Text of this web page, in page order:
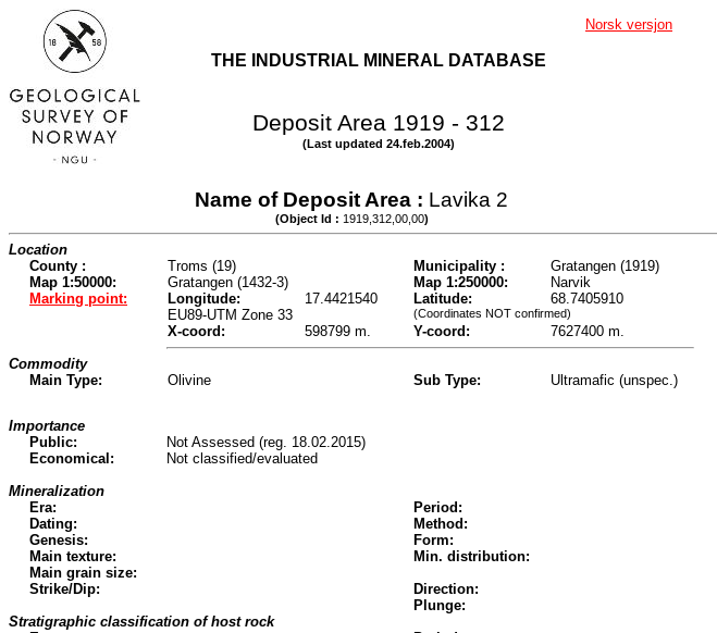
Norsk versjon
THE INDUSTRIAL MINERAL DATABASE
Deposit Area 1919 - 312
(Last updated 24.feb.2004)
Name of Deposit Area : Lavika 2
(Object Id : 1919,312,00,00)
Location
County :
Troms (19) Municipality :
Gratangen (1919)
Map 1:50000:
Gratangen (1432-3) Map 1:250000:
Narvik
Marking point:
Longitude: 17.4421540 Latitude:
68.7405910
EU89-UTM Zone 33
(Coordinates NOT confirmed)
X-coord: 598799 m. Y-coord:
7627400 m.
Commodity
Main Type:
Olivine Sub Type: Ultramafic (unspec.)
Importance
Public:
Not Assessed (reg. 18.02.2015)
Economical:
Not classified/evaluated
Mineralization
Era:
Period:
Dating:
Method:
Genesis:
Form:
Main texture:
Min. distribution:
Main grain size:
Strike/Dip:
Direction:
Plunge:
Stratigraphic classification of host rock